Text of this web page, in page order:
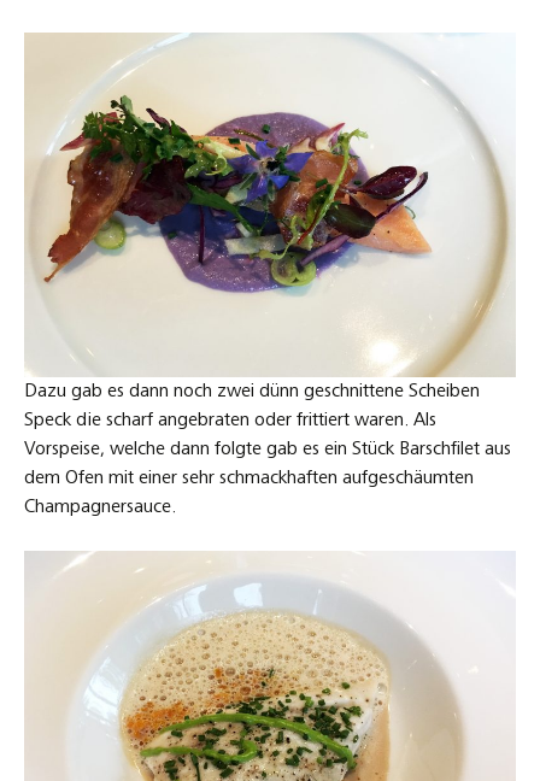
Dazu gab es dann noch zwei dünn geschnittene Scheiben
Speck die scharf angebraten oder frittiert waren. Als
Vorspeise, welche dann folgte gab es ein Stück Barschfilet aus
dem Ofen mit einer sehr schmackhaften aufgeschäumten
Champagnersauce.